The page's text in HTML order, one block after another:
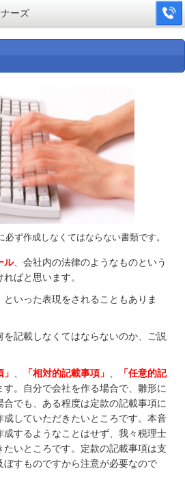
ーズ
ず作成しなくてはならない書類です。
ル、会社内の法律のようなものという
ばと思います。
いった表現をされることもありま
記載しなくてはならないのか、ご説
「相対的記載事項」
「任意的記
す。自分で会社を作る場合で、雛形に
でも、ある程度は定款の記載事項に
成していただきたいところです。本音
成するようなことはせず、我々税理士
いところです。定款の記載事項は支
すものですから注意が必要なので